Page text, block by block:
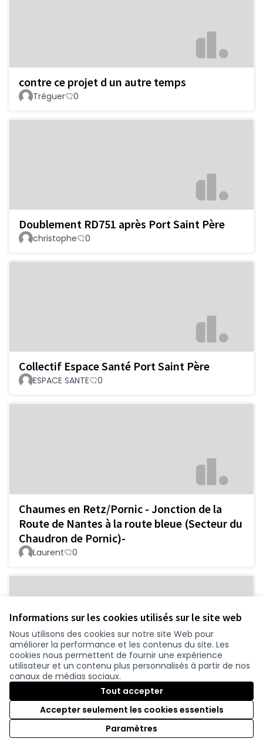
Informations sur les cookies utilisés sur le site web
Nous utilisons des cookies sur notre site Web pour
améliorer la performance et les contenus du site. Les
cookies nous permettent de fournir une expérience
utilisateur et un contenu plus personnalisés à partir de nos
canaux de médias sociaux.
Tout accepter
Accepter seulement les cookies essentiels
Paramètres
contre ce projet d un autre temps
Tréguer 0
Doublement RD751 après Port Saint Père
christophe 0
Collectif Espace Santé Port Saint Père
ESPACE SANTE 0
Chaumes en Retz/Pornic - Jonction de la
Route de Nantes à la route bleue (Secteur du
Chaudron de Pornic)-
Laurent 0
Pseudo sécurité ou lubie pour gagner
Nicolas 0